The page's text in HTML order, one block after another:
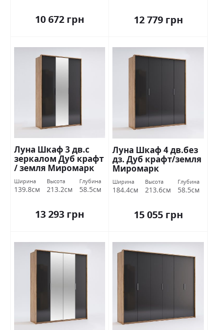
10 672 грн 12 779 грн
Луна Шкаф 3 дв.с
зеркалом Дуб крафт
/ земля Миромарк
Ширина
139.8см
Высота
213.2см
Глубина
58.5см
13 293 грн
Луна Шкаф 4 дв.без
дз. Дуб крафт/земля
Миромарк
Ширина
184.4см
Высота
213.6см
Глубина
58.5см
15 055 грн